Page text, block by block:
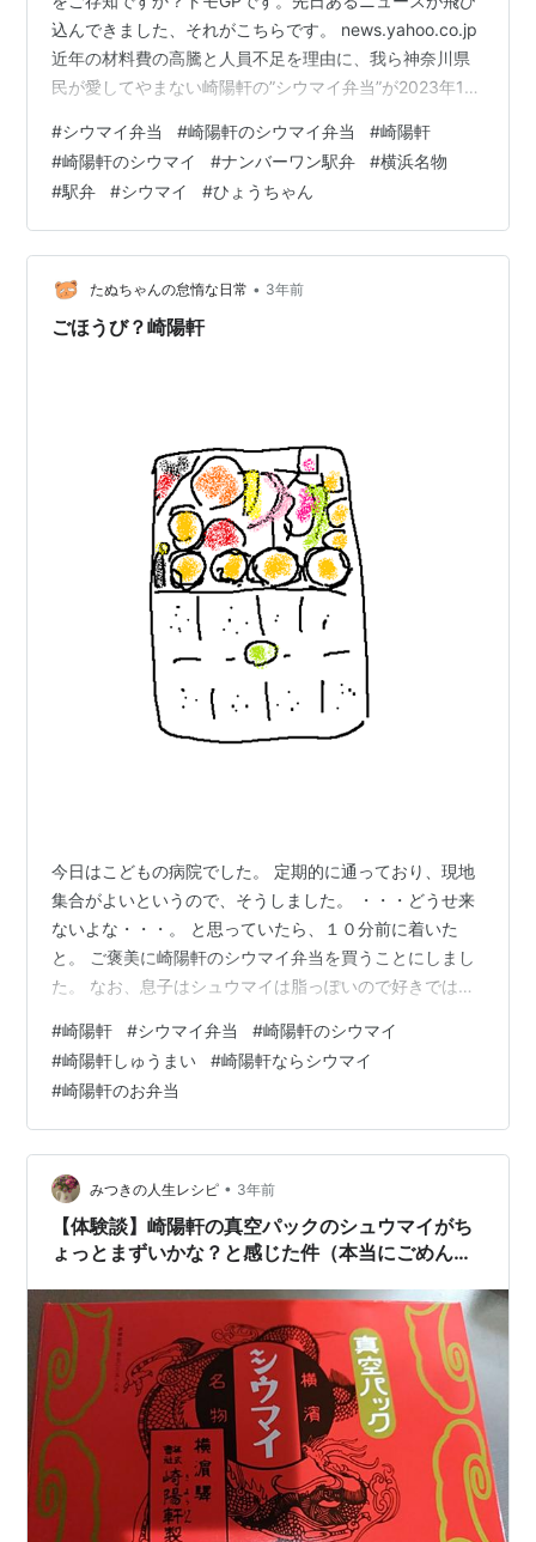
込んできました、それがこちらです。 news.yahoo.co.jp
近年の材料費の高騰と人員不足を理由に、我ら神奈川県
民が愛してやまない崎陽軒の”シウマイ弁当”が2023年10
べきは弁当一つの価格がアップすることがニュースにな
ってしまうほどの崎陽軒の”シウマイ弁当”の注目度。とい
うわけで今回は駅弁売上No.1との呼び声も高い崎陽軒
の”シウマイ弁当”の人気の秘密に迫っていきたいと思いま
す。 崎陽軒のシウマイ ”崎陽軒のシウマイ”といえば横浜
市民…
#シウマイ弁当 #崎陽軒のシウマイ弁当 #崎陽軒
#崎陽軒のシウマイ #ナンバーワン駅弁 #横浜名物
#駅弁 #シウマイ #ひょうちゃん
たぬちゃんの怠惰な日常 • 3年前
ごほうび？崎陽軒
今日はこどもの病院でした。 定期的に通っており、現地
集合がよいというので、そうしました。 ・・・どうせ来
ないよな・・・。 と思っていたら、１０分前に着いた
と。 ご褒美に崎陽軒のシウマイ弁当を買うことにしまし
た。 なお、息子はシュウマイは脂っぽいので好きではな
んのこと、たぶん「駅弁」が好きだからだと思います。
わたしは味が濃いのであまり駅弁は好みませんが。 お、
今夜はシウマイ弁当ですか？ はい、母はシウマイ弁当で
はなくシウマイ単品を購入。 シウマイ弁当高いの
よ・・・１個９００円。 ３つ買ったら２７００円。 今回
は弁当２個と６個入りシウマイ７６０…
#崎陽軒 #シウマイ弁当 #崎陽軒のシウマイ
#崎陽軒しゅうまい #崎陽軒ならシウマイ
#崎陽軒のお弁当
みつきの人生レシピ • 3年前
【体験談】崎陽軒の真空パックのシュウマイがち
ょっとまずいかな？と感じた件（本当にごめんな